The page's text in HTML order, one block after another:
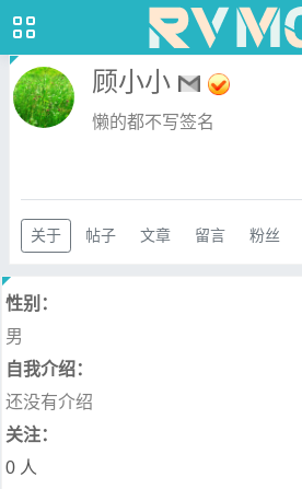
顾小小
懒的都不写签名
关于 帖子 文章 留言 粉丝
性别：
男
自我介绍：
还没有介绍
关注：
0 人